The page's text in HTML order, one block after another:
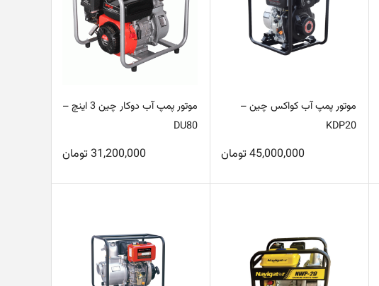
موتور پمپ آب کواکس چین –
KDP20
45,000,000تومان
موتور پمپ آب دوکار چین 3 اینچ –
DU80
31,200,000تومان